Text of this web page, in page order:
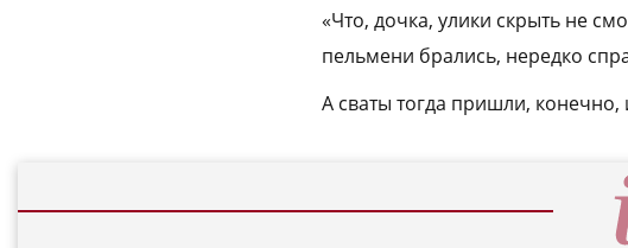
«Что, дочка, улики скрыть не
пельмени брались, нередко
А сваты тогда пришли,